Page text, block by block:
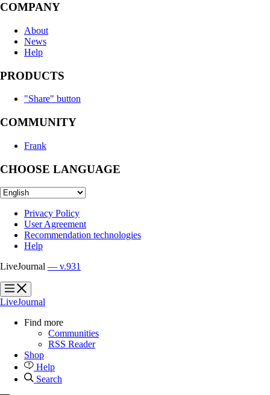
COMPANY
About
News
Help
PRODUCTS
"Share" button
COMMUNITY
Frank
CHOOSE LANGUAGE
Privacy Policy
User Agreement
Recommendation technologies
Help
LiveJournal — v.931
?
?
LiveJournal
Find more
Communities
RSS Reader
Shop
Help
Search